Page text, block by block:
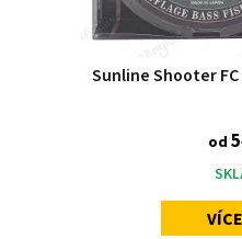
Sunline Shooter
od